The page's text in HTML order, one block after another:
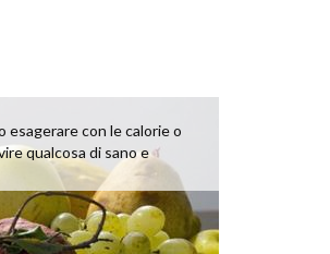
esagerare con le calorie o
qualcosa di sano e